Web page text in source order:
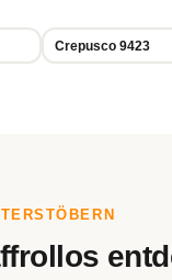
Crepusco 9423